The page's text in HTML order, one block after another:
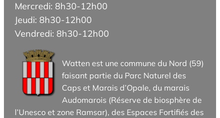
Mercredi: 8h30-12h00
Jeudi: 8h30-12h00
Vendredi: 8h30-12h00
Watten est une commune du Nord (59)
faisant partie du Parc Naturel des
Caps et Marais d’Opale, du marais
Audomarois (Réserve de biosphère de
l’Unesco et zone Ramsar), des Espaces Fortifiés des